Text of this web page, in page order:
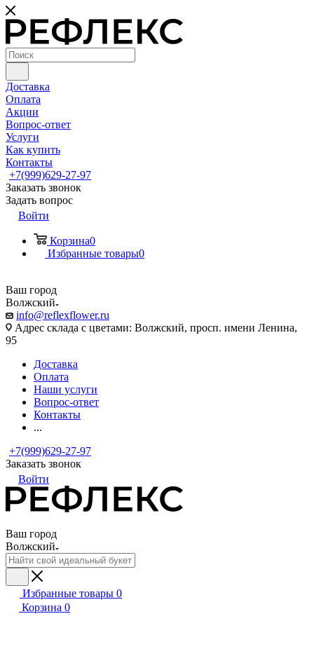
Доставка
Оплата
Акции
Вопрос-ответ
Услуги
Как купить
Контакты
+7(999)629-27-97
Заказать звонок
Задать вопрос
Войти
Корзина0
Избранные товары0
Ваш город
Волжский
info@reflexflower.ru
Адрес склада с цветами: Волжский, просп. имени Ленина,
95
Доставка
Оплата
Наши услуги
Вопрос-ответ
Контакты
...
+7(999)629-27-97
Заказать звонок
Войти
Ваш город
Волжский
Избранные товары 0
Корзина 0